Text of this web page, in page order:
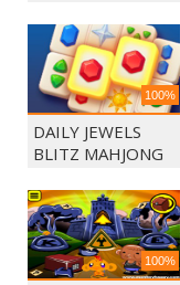
100%
DAILY JEWELS
BLITZ MAHJONG
100%